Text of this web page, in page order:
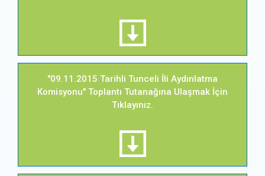
"09.11.2015 Tarihli Tunceli İli Aydınlatma
Komisyonu" Toplantı Tutanağına Ulaşmak İçin
Tıklayınız.